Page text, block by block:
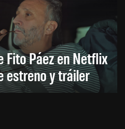
Fito Páez en Netflix
estreno y tráiler